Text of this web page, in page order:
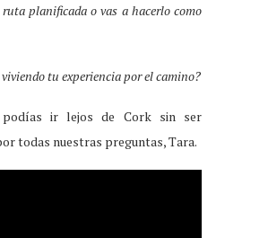
planificada o vas a hacerlo como
viviendo tu experiencia por el camino?
ir lejos de Cork sin ser
todas nuestras preguntas, Tara.